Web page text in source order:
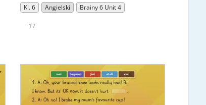
Kl. 6 Angielski Brainy 6 Unit 4
17